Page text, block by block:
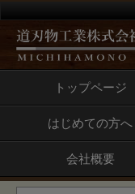
トップページ
はじめての方へ
会社概要